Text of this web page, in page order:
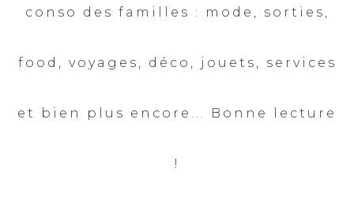
conso des familles : mode, sorties,
food, voyages, déco, jouets, services
et bien plus encore... Bonne lecture
!